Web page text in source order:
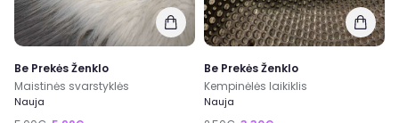
Be Prekės Ženklo
Maistinės svarstyklės
Nauja
Be Prekės Ženklo
Kempinėlės laikiklis
Nauja